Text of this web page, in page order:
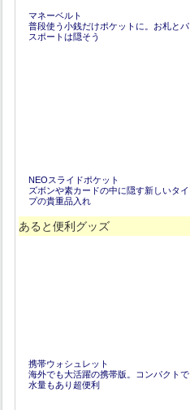
マネーベルト
普段使う小銭だけポケットに。お札とパ
スポートは隠そう
NEOスライドポケット
ズボンや素カードの中に隠す新しいタイ
プの貴重品入れ
あると便利グッズ
携帯ウォシュレット
海外でも大活躍の携帯版。コンパクトで
水量もあり超便利